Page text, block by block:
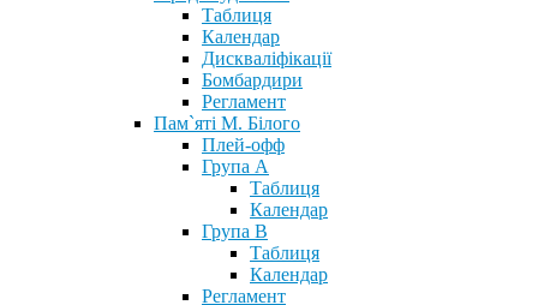
Таблиця
Календар
Дискваліфікації
Бомбардири
Регламент
Пам`яті М. Білого
Плей-офф
Група А
Таблиця
Календар
Група В
Таблиця
Календар
Регламент